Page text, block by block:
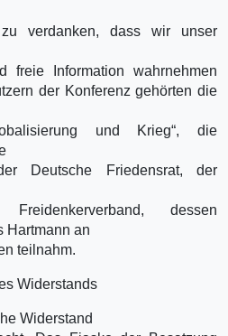
verdanken, dass wir unser
freie Information wahrnehmen
der Konferenz gehörten die
und Krieg“, die
Deutsche Friedensrat, der
dessen
Hartmann an
teilnahm.
Widerstands
Widerstand